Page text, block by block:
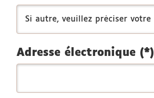
Adresse électronique (*)